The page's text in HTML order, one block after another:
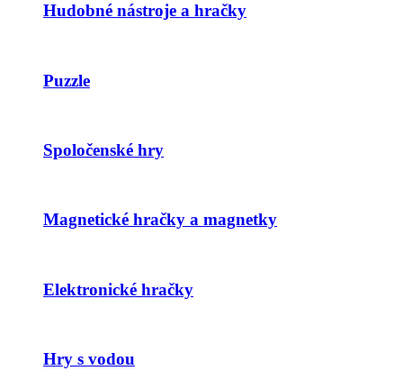
Hudobné nástroje a hračky
Puzzle
Spoločenské hry
Magnetické hračky a magnetky
Elektronické hračky
Hry s vodou